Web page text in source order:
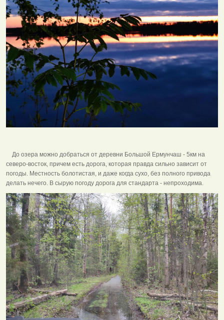
До озера можно добраться от деревни Большой Ермунчаш - 5км на
северо-восток, причем есть дорога, которая правда сильно зависит от
погоды. Местность болотистая, и даже когда сухо, без полного привода
делать нечего. В сырую погоду дорога для стандарта - непроходима.